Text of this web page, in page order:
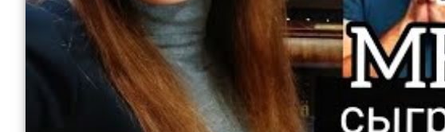
Отказ от ответственности